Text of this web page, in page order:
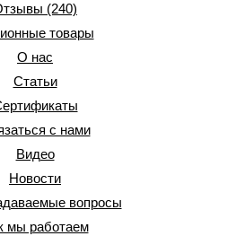
(240)
товары
О нас
Статьи
с нами
Видео
Новости
вопросы
мы работаем